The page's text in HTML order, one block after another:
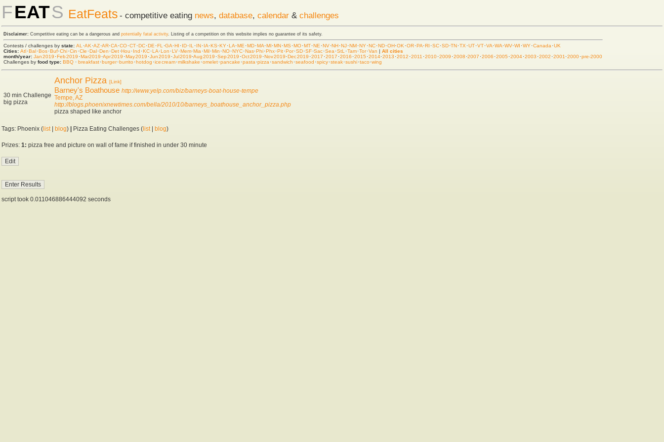
FEATS EatFeats - competitive eating news, database, calendar & challenges
Disclaimer: Competitive eating can be a dangerous and potentially fatal activity. Listing of a competition on this website implies no guarantee of its safety.
Contests / challenges by state: AL ·AK ·AZ·AR·CA·CO·CT·DC·DE ·FL ·GA·HI ·ID·IL ·IN·IA·KS·KY·LA·ME ·MD·MA·MI·MN·MS·MO·MT·NE ·NV·NH·NJ·NM·NY·NC·ND·OH·OK ·OR·PA·RI ·SC·SD·TN·TX ·UT·VT·VA·WA·WV·WI ·WY·Canada ·UK
Cities: Atl·Bal·Bos·Buf·Chi·Cin ·Cle ·Dal·Den ·Det·Hou ·Ind ·KC·LA·Lon ·LV·Mem·Mia ·Mil·Min ·NO·NYC·Nas·Phi·Phx·Pit·Por·SD·SF·Sac·Sea ·StL ·Tam·Tor·Van | All cities
month/year: Jan 2019 ·Feb 2019 ·Mar 2019 ·Apr 2019 ·May 2019 ·Jun 2019 ·Jul 2019·Aug 2019 ·Sep 2019 ·Oct 2019 ·Nov 2019·Dec 2019 ·2017 ·2017 ·2016 ·2015 ·2014·2013 ·2012 ·2011 ·2010·2009 ·2008 ·2007 ·2006 ·2005 ·2004·2003 ·2002 ·2001 ·2000·pre-2000
Challenges by food type: BBQ · breakfast·burger·burrito·hot dog ·ice cream·milkshake ·omelet·pancake ·pasta ·pizza ·sandwich ·seafood ·spicy·steak·sushi·taco·wing
30 min Challenge
big pizza
Anchor Pizza [Link]
Barney's Boathouse http://www.yelp.com/biz/barneys-boat-house-tempe
Tempe, AZ
http://blogs.phoenixnewtimes.com/bella/2010/10/barneys_boathouse_anchor_pizza.php
pizza shaped like anchor
Tags: Phoenix ( list| blog) Pizza Eating Challenges ( list| blog)
Prizes: 1: pizza free and picture on wall of fame if finished in under 30 minute
script took 0.011046886444092 seconds